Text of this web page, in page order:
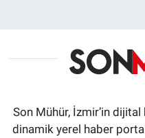
Son Mühür, İzmir’in dijital
dinamik yerel haber